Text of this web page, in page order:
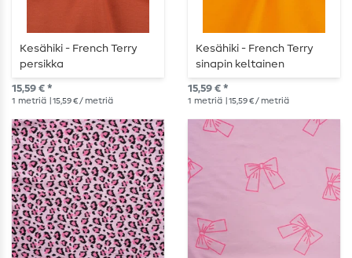
Kesähiki - French Terry
persikka
15,59 € *
1 metriä | 15,59 € / metriä
Kesähiki - French Terry
sinapin keltainen
15,59 € *
1 metriä | 15,59 € / metriä